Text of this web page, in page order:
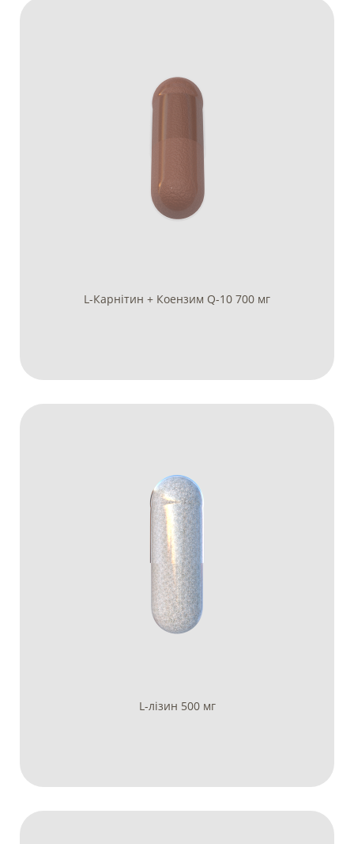
L-Карнітин + Коензим Q-10 700 мг
L-лізин 500 мг